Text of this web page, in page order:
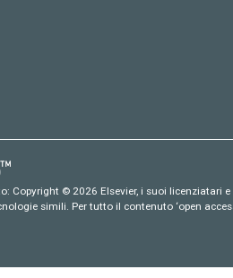
Copyright © 2026 Elsevier, i suoi
simili. Per tutto il contenuto ‘open